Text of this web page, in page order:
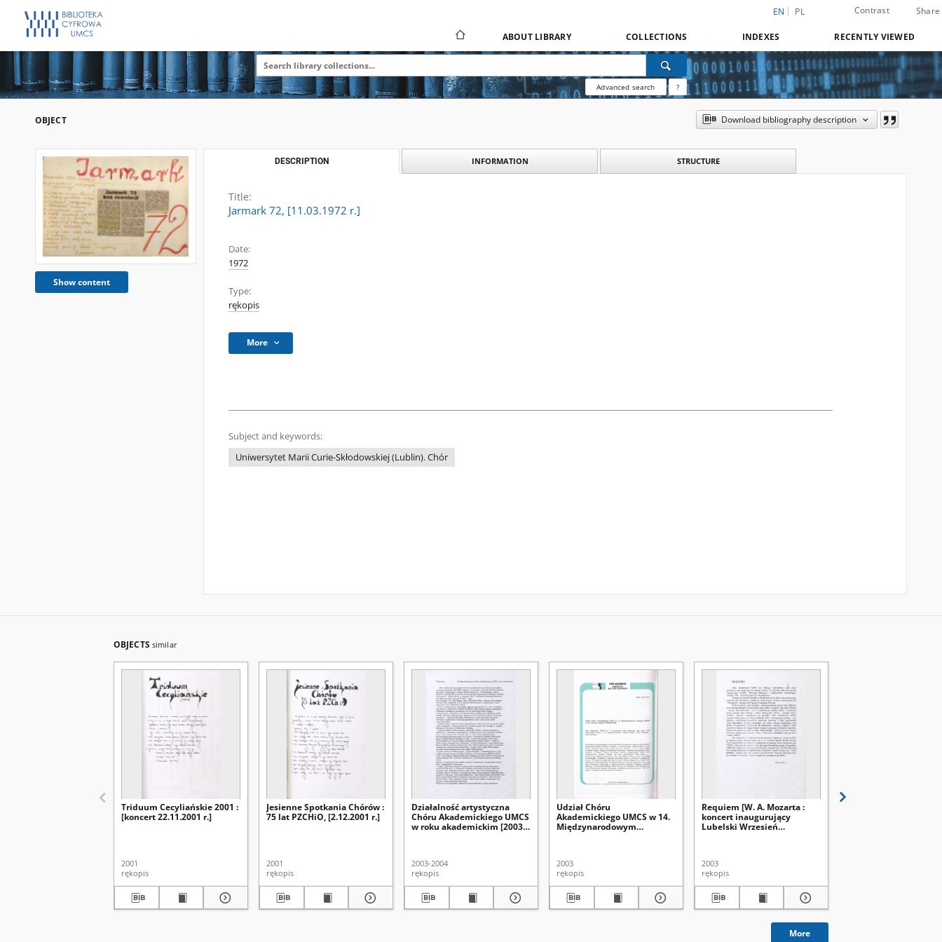
EN PL Contrast Share
ABOUT LIBRARY COLLECTIONS INDEXES RECENTLY VIEWED
Advanced search ?
OBJECT Download bibliography description
Show content
DESCRIPTION INFORMATION STRUCTURE
Title:
Jarmark 72, [11.03.1972 r.]
Date:
1972
Type:
rękopis
More
Subject and keywords:
Uniwersytet Marii Curie-Skłodowskiej (Lublin). Chór
OBJECTS similar
Triduum Cecyliańskie 2001 :
[koncert 22.11.2001 r.]
2001
rękopis
Jesienne Spotkania Chórów :
75 lat PZCHiO, [2.12.2001 r.]
2001
rękopis
Działalność artystyczna
Chóru Akademickiego UMCS
w roku akademickim [2003-
2003-2004
rękopis
Udział Chóru
Akademickiego UMCS w 14.
Międzynarodowym
2003
rękopis
Requiem [W. A. Mozarta :
koncert inaugurujący
Lubelski Wrzesień
2003
rękopis
More